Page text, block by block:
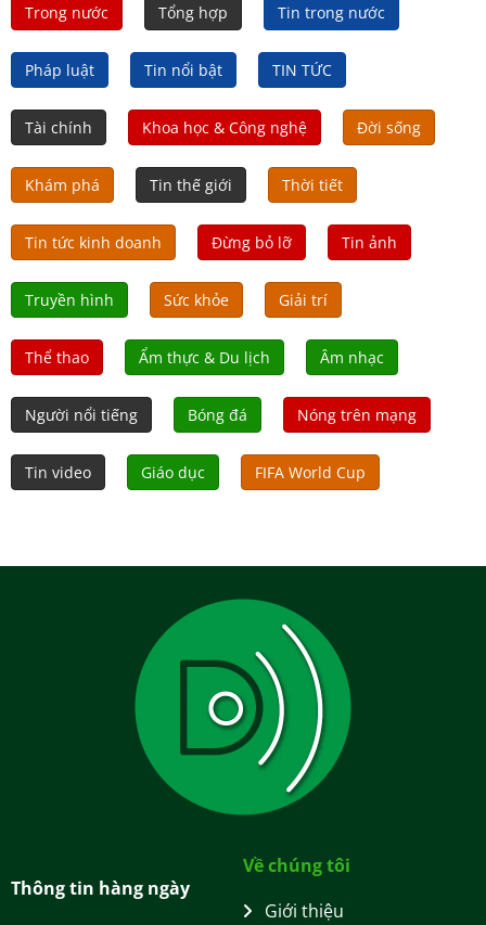
Trong nước Tổng hợp Tin trong nước
Pháp luật Tin nổi bật TIN TỨC
Tài chính Khoa học & Công nghệ Đời sống
Khám phá Tin thế giới Thời tiết
Tin tức kinh doanh Đừng bỏ lỡ Tin ảnh
Truyền hình Sức khỏe Giải trí
Thể thao Ẩm thực & Du lịch Âm nhạc
Người nổi tiếng Bóng đá Nóng trên mạng
Tin video Giáo dục FIFA World Cup
Thông tin hàng ngày
Về chúng tôi
Giới thiệu